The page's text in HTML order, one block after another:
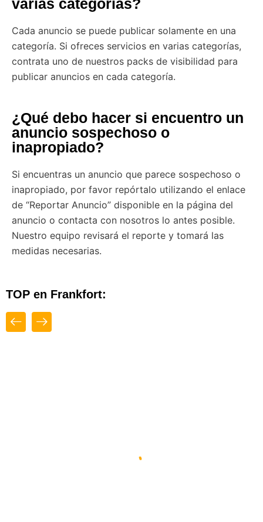
TOP en Frankfort:
varias categorías?
Cada anuncio se puede publicar solamente en una
categoría. Si ofreces servicios en varias categorías,
contrata uno de nuestros packs de visibilidad para
publicar anuncios en cada categoría.
¿Qué debo hacer si encuentro un
anuncio sospechoso o
inapropiado?
Si encuentras un anuncio que parece sospechoso o
inapropiado, por favor repórtalo utilizando el enlace
de “Reportar Anuncio” disponible en la página del
anuncio o contacta con nosotros lo antes posible.
Nuestro equipo revisará el reporte y tomará las
medidas necesarias.